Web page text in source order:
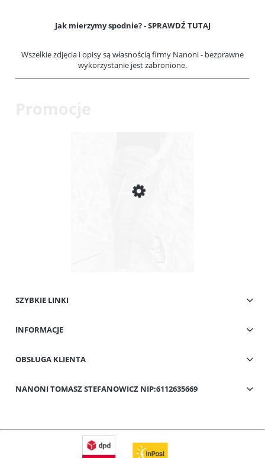
Jak mierzymy spodnie? -SPRAWDŹ TUTAJ
Wszelkie zdjęcia i opisy są własnością firmy Nanoni - bezprawne
wykorzystanie jest zabronione.
SZYBKIE LINKI
INFORMACJE
OBSŁUGA KLIENTA
NANONI TOMASZ STEFANOWICZ NIP:6112635669